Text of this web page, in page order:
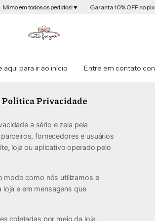
♥️ Garanta 10% OFF no pix! Parcele em até
aqui para ir ao início Entre em contato
Política Privacidade
a sério e zela pela
fornecedores e usuários
loja ou aplicativo operado pelo
modo como nós utilizamos e
e em mensagens que
coletadas por meio da loja.